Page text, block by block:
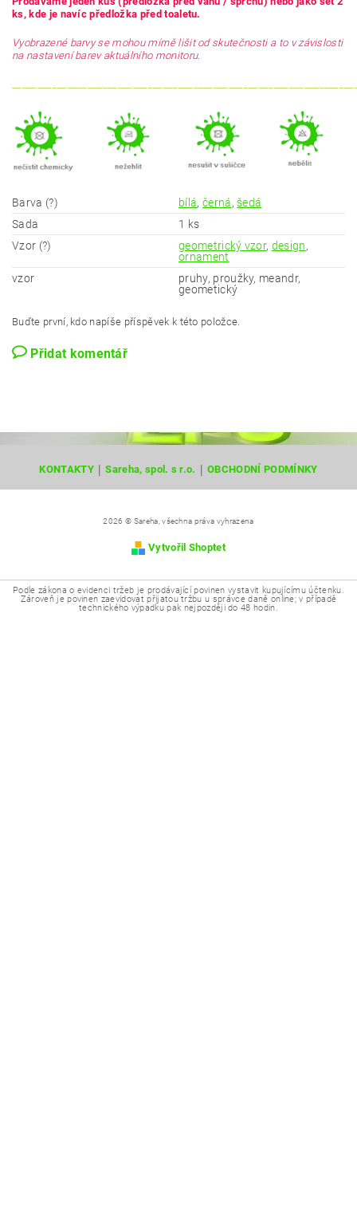
ks, kde je navíc předložka před toaletu.
Vyobrazené barvy se mohou mírně lišit od skutečnosti a to v závislosti
na nastavení barev aktuálního monitoru.
Barva (?) bílá, černá,šedá
Sada
1 ks
Vzor (?)
geometrický vzor, design,
ornament
vzor
pruhy, proužky, meandr,
geometický
Buďte první, kdo napíše příspěvek k této položce.
Přidat komentář
KONTAKTY | Sareha, spol. s r.o. | OBCHODNÍ PODMÍNKY
2026 © Sareha, všechna práva vyhrazena
Vytvořil Shoptet
Podle zákona o evidenci tržeb je prodávající povinen vystavit kupujícímu účtenku.
Zároveň je povinen zaevidovat přijatou tržbu u správce daně online; v případě
technického výpadku pak nejpozději do 48 hodin.